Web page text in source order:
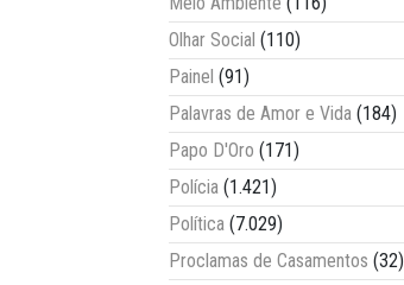
Olhar Social (110)
Painel (91)
Palavras de Amor e Vida (184)
Papo D'Oro (171)
Polícia (1.421)
Política (7.029)
Proclamas de Casamentos (32)